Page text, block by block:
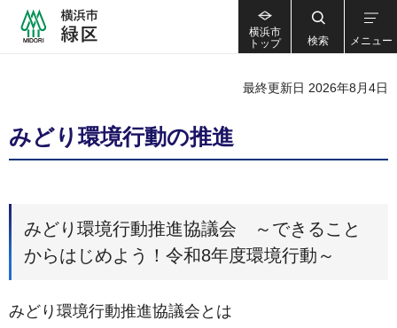
横浜市
トップ
検索 メニュー
最終更新日 2026年8月4日
みどり環境行動の推進
みどり環境行動推進協議会 ～できること
からはじめよう！令和8年度環境行動～
みどり環境行動推進協議会とは